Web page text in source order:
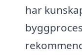
har